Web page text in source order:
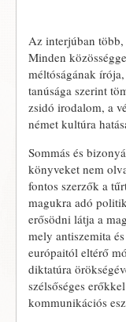
Az interjúban
Minden
méltóságának
tanúsága szerint
zsidó irodalom, a
német kultúra
Sommás és
könyveket nem
fontos szerzők a
magukra adó
erősödni látja a
mely antiszemita
európaitól eltérő
diktatúra
szélsőséges
kommunikációs